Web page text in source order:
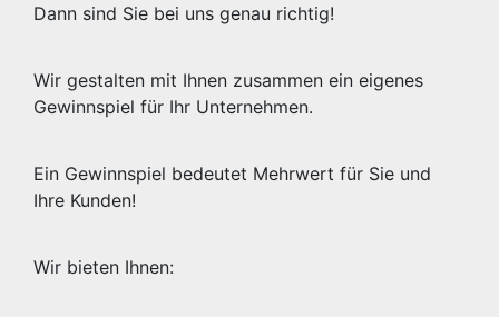
Dann sind Sie bei uns genau richtig!
Wir gestalten mit Ihnen zusammen ein eigenes
Gewinnspiel für Ihr Unternehmen.
Ein Gewinnspiel bedeutet Mehrwert für Sie und
Ihre Kunden!
Wir bieten Ihnen: